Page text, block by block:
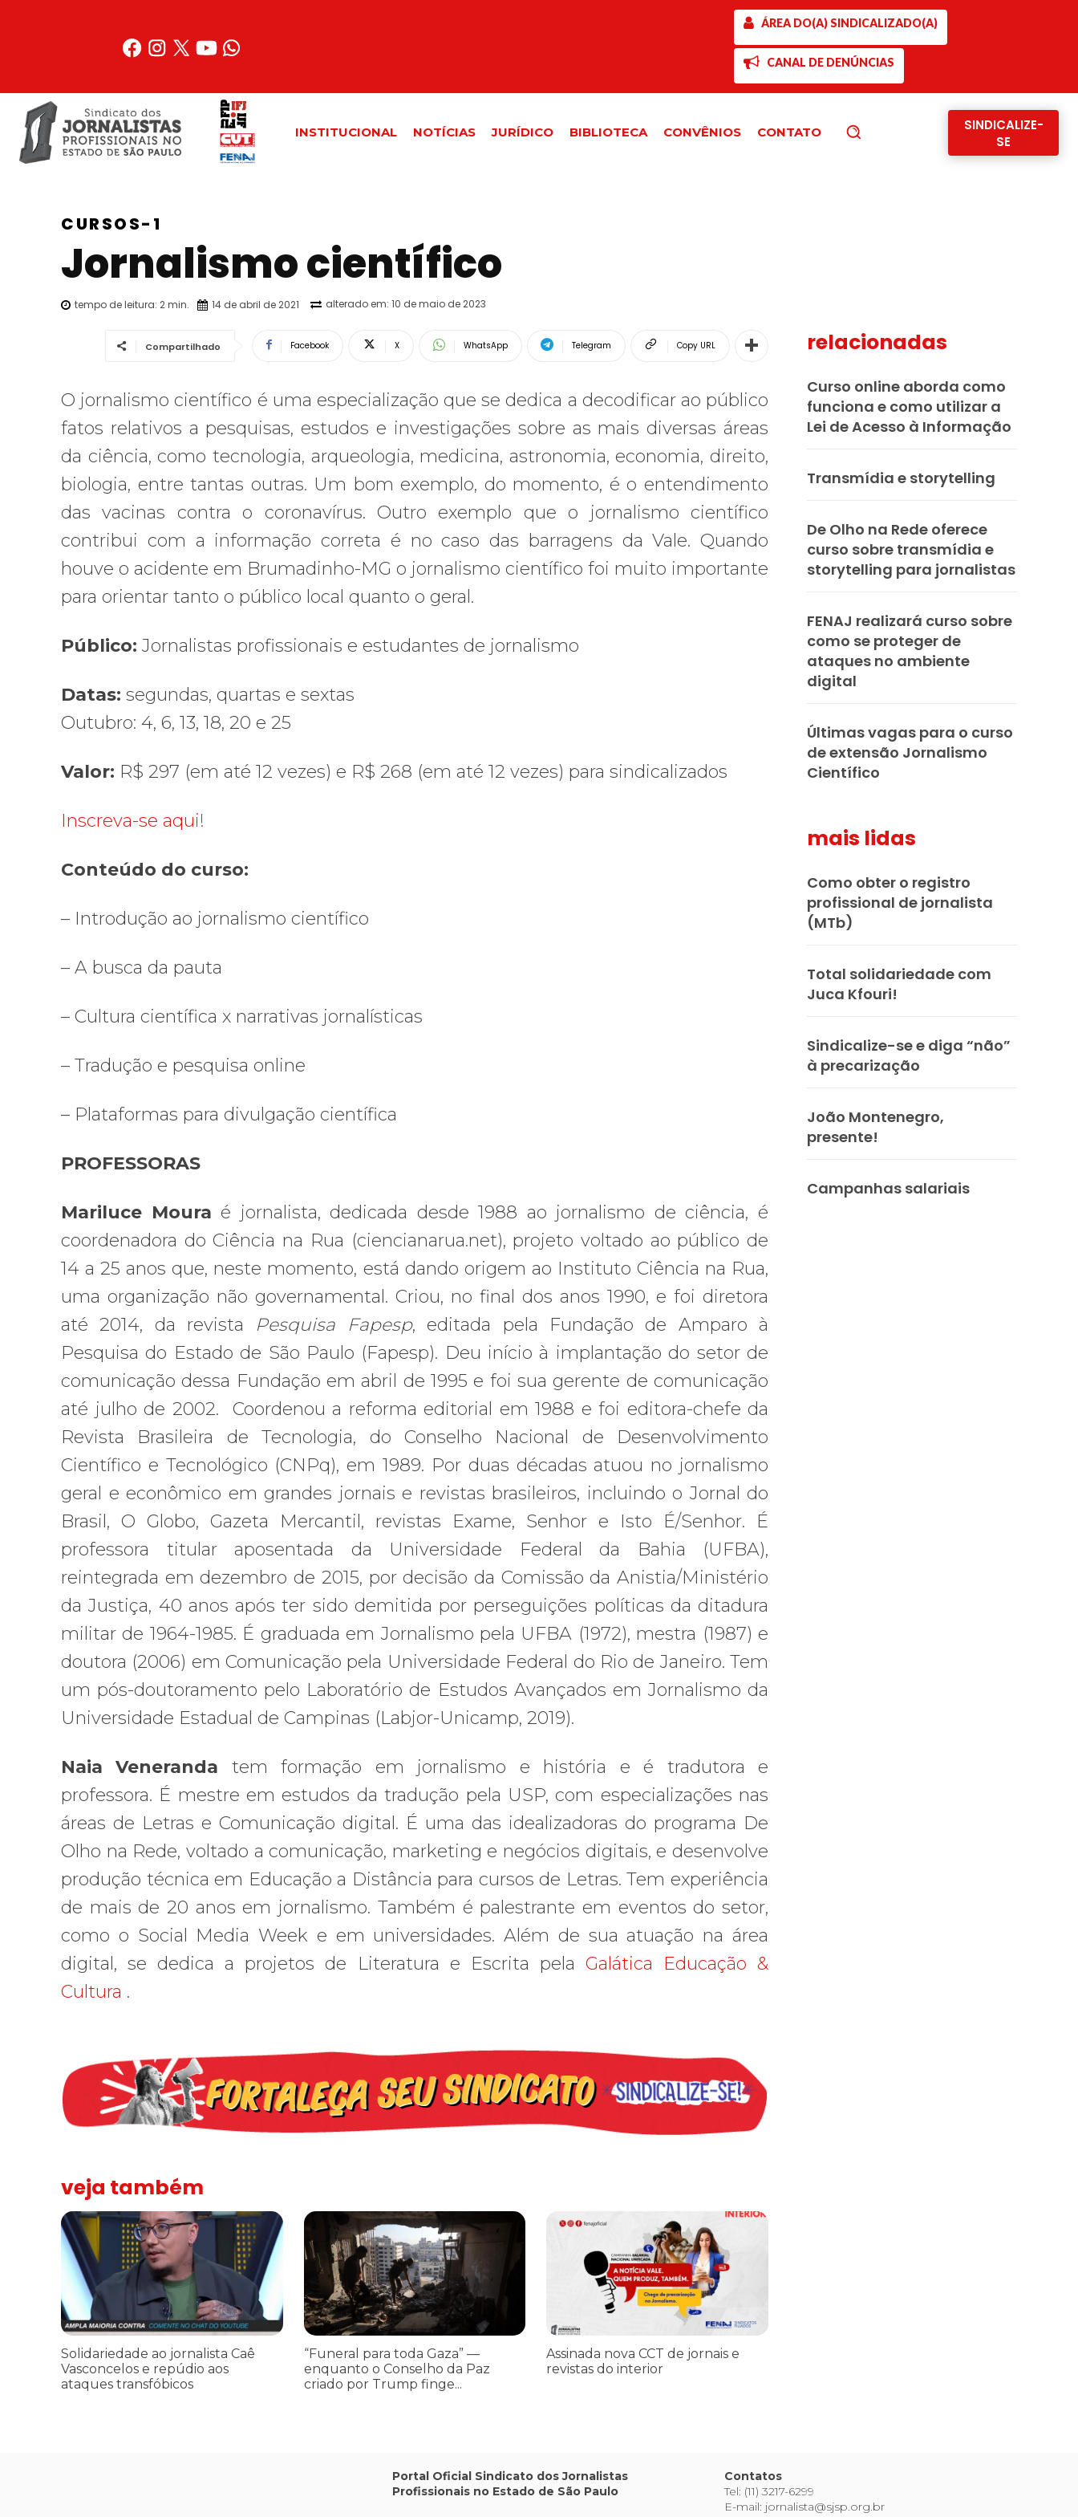
ÁREA DO(A) SINDICALIZADO(A)
CANAL DE DENÚNCIAS
INSTITUCIONAL NOTÍCIAS JURÍDICO BIBLIOTECA CONVÊNIOS CONTATO
SINDICALIZE-
SE
CURSOS-1
Jornalismo científico
tempo de leitura: 2min. 14 de abril de 2021 alterado em: 10 de maio de 2023
Compartilhado Facebook X WhatsApp Telegram Copy URL
O jornalismo científico é uma especialização que se dedica a decodificar ao público
fatos relativos a pesquisas, estudos e investigações sobre as mais diversas áreas
da ciência, como tecnologia, arqueologia, medicina, astronomia, economia, direito,
biologia, entre tantas outras. Um bom exemplo, do momento, é o entendimento
das vacinas contra o coronavírus. Outro exemplo que o jornalismo científico
contribui com a informação correta é no caso das barragens da Vale. Quando
houve o acidente em Brumadinho-MG o jornalismo científico foi muito importante
para orientar tanto o público local quanto o geral.
Público: Jornalistas profissionais e estudantes de jornalismo
Datas: segundas, quartas e sextas
Outubro: 4, 6, 13, 18, 20 e 25
Valor: R$ 297 (em até 12 vezes) e R$ 268 (em até 12 vezes) para sindicalizados
Inscreva-se aqui!
Conteúdo do curso:
– Introdução ao jornalismo científico
– A busca da pauta
– Cultura científica x narrativas jornalísticas
– Tradução e pesquisa online
– Plataformas para divulgação científica
PROFESSORAS
Mariluce Moura é jornalista, dedicada desde 1988 ao jornalismo de ciência, é
coordenadora do Ciência na Rua (ciencianarua.net), projeto voltado ao público de
14 a 25 anos que, neste momento, está dando origem ao Instituto Ciência na Rua,
uma organização não governamental. Criou, no final dos anos 1990, e foi diretora
até 2014, da revista Pesquisa Fapesp, editada pela Fundação de Amparo à
Pesquisa do Estado de São Paulo (Fapesp). Deu início à implantação do setor de
comunicação dessa Fundação em abril de 1995 e foi sua gerente de comunicação
até julho de 2002. Coordenou a reforma editorial em 1988 e foi editora-chefe da
Revista Brasileira de Tecnologia, do Conselho Nacional de Desenvolvimento
Científico e Tecnológico (CNPq), em 1989. Por duas décadas atuou no jornalismo
geral e econômico em grandes jornais e revistas brasileiros, incluindo o Jornal do
Brasil, O Globo, Gazeta Mercantil, revistas Exame, Senhor e Isto É/Senhor. É
professora titular aposentada da Universidade Federal da Bahia (UFBA),
reintegrada em dezembro de 2015, por decisão da Comissão da Anistia/Ministério
da Justiça, 40 anos após ter sido demitida por perseguições políticas da ditadura
militar de 1964-1985. É graduada em Jornalismo pela UFBA (1972), mestra (1987) e
doutora (2006) em Comunicação pela Universidade Federal do Rio de Janeiro. Tem
um pós-doutoramento pelo Laboratório de Estudos Avançados em Jornalismo da
Universidade Estadual de Campinas (Labjor-Unicamp, 2019).
Naia Veneranda tem formação em jornalismo e história e é tradutora e
professora. É mestre em estudos da tradução pela USP, com especializações nas
áreas de Letras e Comunicação digital. É uma das idealizadoras do programa De
Olho na Rede, voltado a comunicação, marketing e negócios digitais, e desenvolve
produção técnica em Educação a Distância para cursos de Letras. Tem experiência
de mais de 20 anos em jornalismo. Também é palestrante em eventos do setor,
como o Social Media Week e em universidades. Além de sua atuação na área
digital, se dedica a projetos de Literatura e Escrita pela Galática Educação &
Cultura .
veja também
Solidariedade ao jornalista Caê Vasconcelos e repúdio aos ataques transfóbicos
Solidariedade ao jornalista Caê
Vasconcelos e repúdio aos
ataques transfóbicos
“Funeral para toda Gaza” — enquanto o Conselho da Paz criado por Trump finge praticar diplomacia, Israel intensifica assassinatos
“Funeral para toda Gaza” —
enquanto o Conselho da Paz
criado por Trump finge...
Assinada nova CCT de jornais e revistas do interior
Assinada nova CCT de jornais e
revistas do interior
relacionadas
Curso online aborda como
funciona e como utilizar a
Lei de Acesso à Informação
Transmídia e storytelling
De Olho na Rede oferece
curso sobre transmídia e
storytelling para jornalistas
FENAJ realizará curso sobre
como se proteger de
ataques no ambiente
digital
Últimas vagas para o curso
de extensão Jornalismo
Científico
mais lidas
Como obter o registro
profissional de jornalista
(MTb)
Total solidariedade com
Juca Kfouri!
Sindicalize-se e diga “não”
à precarização
João Montenegro,
presente!
Campanhas salariais
Portal Oficial Sindicato dos Jornalistas
Profissionais no Estado de São Paulo
Contatos
Tel: (11) 3217-6299
E-mail: jornalista@sjsp.org.br